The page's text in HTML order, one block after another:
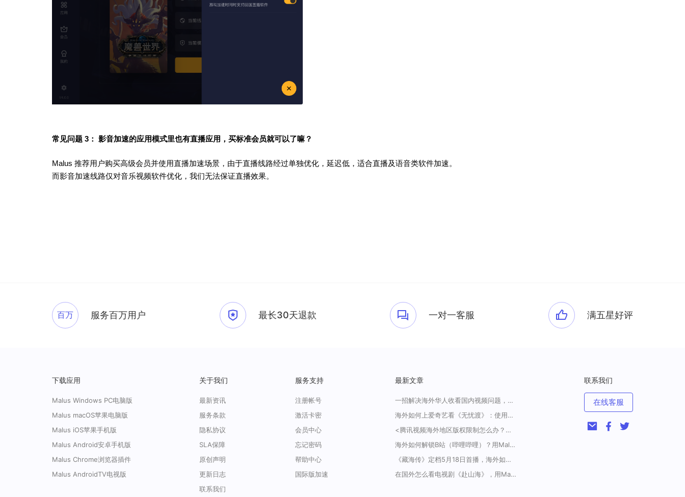
常见问题 3： 影音加速的应用模式里也有直播应用，买标准会员就可以了嘛？
Malus 推荐用户购买高级会员并使用直播加速场景，由于直播线路经过单独优化，延迟低，适合直播及语音类软件加速。
而影音加速线路仅对音乐视频软件优化，我们无法保证直播效果。
百万 服务百万用户 最长30天退款 一对一客服 满五星好评
下载应用
Malus Windows PC电脑版
Malus macOS苹果电脑版
Malus iOS苹果手机版
Malus Android安卓手机版
Malus Chrome浏览器插件
Malus AndroidTV电视版
关于我们
最新资讯
服务条款
隐私协议
SLA保障
原创声明
更新日志
联系我们
服务支持
注册帐号
激活卡密
会员中心
忘记密码
帮助中心
国际版加速
最新文章
一招解决海外华人收看国内视频问题，强烈安利！
海外如何上爱奇艺看《无忧渡》：使用Malus加速器一键解除地域限制
<腾讯视频海外地区版权限制怎么办？破解腾讯TV地域限制的办法>
海外如何解锁B站（哔哩哔哩）？用Malus加速器解除地域限制，一键流畅追番
《藏海传》定档5月18日首播，海外如何解除地区限制追剧
在国外怎么看电视剧《赴山海》，用Malus加速器一键解锁地区限制
联系我们
在线客服